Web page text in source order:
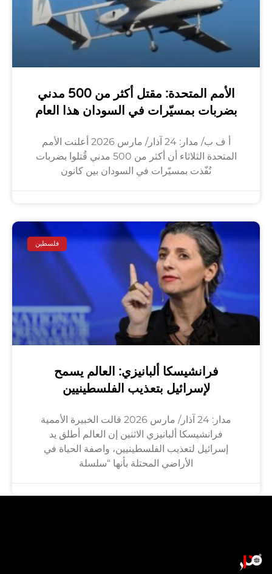
الأمم المتحدة: مقتل أكثر من 500 مدني
بضربات بمسيّرات في السودان هذا العام
أ ف ب/ مدار: 24 آذار/ مارس 2026 أعلنت الأمم
المتحدة الثلاثاء أن أكثر من 500 مدني قُتلوا بضربات
نُفّذت بمسيّرات في السودان بين كانون
فلسطين
فرانشيسكا ألبانيزي: العالم يسمح
لإسرائيل بتعذيب الفلسطينيين
مدار: 24 آذار/ مارس 2026 قالت الخبيرة الأممية
فرانشيسكا ألبانيزي الاثنين إن العالم أطلق يد
إسرائيل لتعذيب الفلسطينيين، واصفة الحياة في
الأراضي المحتلة بأنها “سلسلة